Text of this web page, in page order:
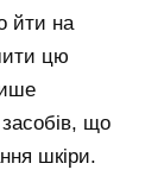
йти на
цю
що
шкіри.